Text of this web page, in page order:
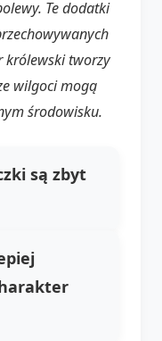
Te dodatki
królewski tworzy
wilgoci mogą
środowisku.
są zbyt